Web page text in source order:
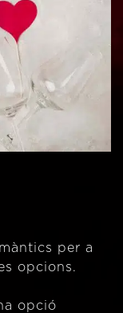
per a
opcions.
opció